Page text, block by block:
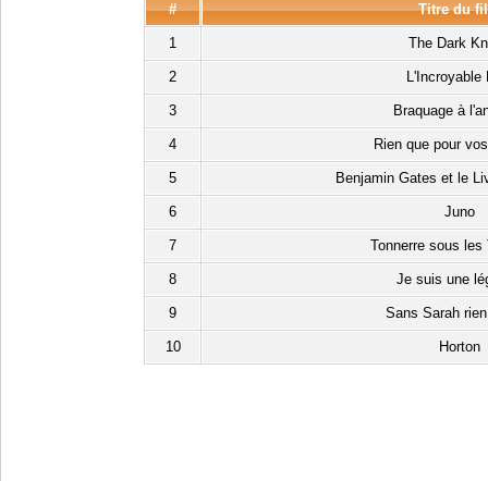
# Titre du
1 The Dark
2 L'Incroyable
3 Braquage à
4 Rien que pour
5 Benjamin Gates et le
6 Juno
7 Tonnerre sous les
8 Je suis une
9 Sans Sarah
10 Horton